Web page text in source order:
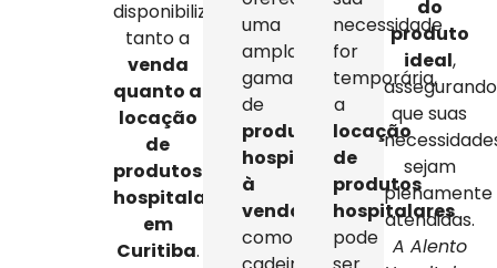
disponibilizamos
tanto a
venda
quanto a
locação
de
produtos
hospitalares
em
Curitiba.
uma
ampla
gama
de
produtos
hospitalares
à
venda
como
necessidade
for
temporária,
a
locação
de
produtos
hospitalares
pode
do
produto
ideal,
assegurando
que suas
sejam
plenamente
atendidas.
A Alento